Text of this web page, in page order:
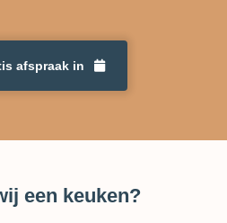
afspraak in
een keuken?